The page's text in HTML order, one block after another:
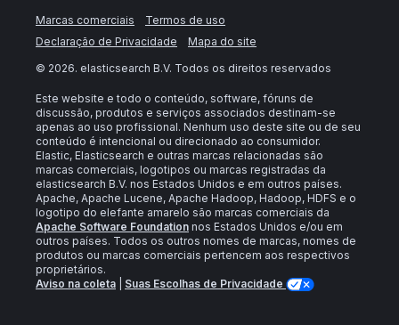
Marcas comerciais
Termos de uso
Declaração de Privacidade
Mapa do site
© 2026. elasticsearch B.V. Todos os direitos reservados
Este website e todo o conteúdo, software, fóruns de
discussão, produtos e serviços associados destinam-se
apenas ao uso profissional. Nenhum uso deste site ou de seu
conteúdo é intencional ou direcionado ao consumidor.
Elastic, Elasticsearch e outras marcas relacionadas são
marcas comerciais, logotipos ou marcas registradas da
elasticsearch B.V. nos Estados Unidos e em outros países.
Apache, Apache Lucene, Apache Hadoop, Hadoop, HDFS e o
logotipo do elefante amarelo são marcas comerciais da
Apache Software Foundation nos Estados Unidos e/ou em
outros países. Todos os outros nomes de marcas, nomes de
produtos ou marcas comerciais pertencem aos respectivos
proprietários.
Aviso na coleta
Suas Escolhas de Privacidade